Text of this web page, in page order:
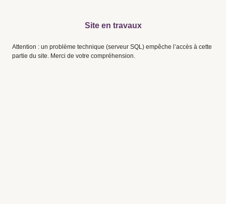
Site en travaux
Attention : un problème technique (serveur SQL) empêche l’accès à cette
partie du site. Merci de votre compréhension.